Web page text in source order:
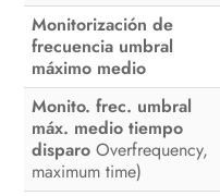
Monitorización de
frecuencia umbral
máximo medio
Monito. frec. umbral
máx. medio tiempo
disparo Overfrequency,
maximum time)